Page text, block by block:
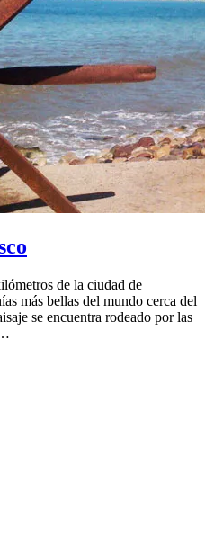
de la ciudad de
más bellas del mundo cerca del
se encuentra rodeado por las